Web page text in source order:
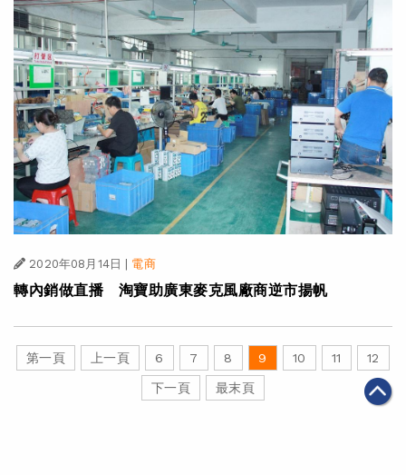
2020年08月14日 | 電商
轉內銷做直播 淘寶助廣東麥克風廠商逆市揚帆
第一頁 上一頁 6 7 8 9 10 11 12
下一頁 最末頁